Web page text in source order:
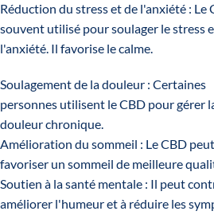
Réduction du stress et de l'anxiété : Le
souvent utilisé pour soulager le stress
l'anxiété. Il favorise le calme.
Soulagement de la douleur : Certaines
personnes utilisent le CBD pour gérer
douleur chronique.
Amélioration du sommeil : Le CBD
favoriser un sommeil de meilleure
Soutien à la santé mentale : Il peut
améliorer l'humeur et à réduire les